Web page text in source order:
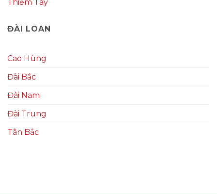
Thiểm Tây
ĐÀI LOAN
Cao Hùng
Đài Bắc
Đài Nam
Đài Trung
Tân Bắc